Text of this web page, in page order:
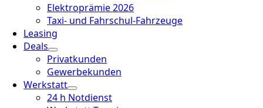
Elektroprämie 2026
Taxi- und Fahrschul-Fahrzeuge
Leasing
Deals
Privatkunden
Gewerbekunden
Werkstatt
24 h Notdienst